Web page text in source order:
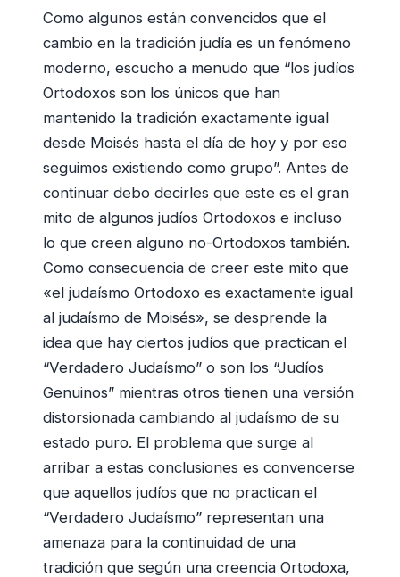
Como algunos están convencidos que el
cambio en la tradición judía es un fenómeno
moderno, escucho a menudo que “los judíos
Ortodoxos son los únicos que han
mantenido la tradición exactamente igual
desde Moisés hasta el día de hoy y por eso
seguimos existiendo como grupo”. Antes de
continuar debo decirles que este es el gran
mito de algunos judíos Ortodoxos e incluso
lo que creen alguno no-Ortodoxos también.
Como consecuencia de creer este mito que
«el judaísmo Ortodoxo es exactamente igual
al judaísmo de Moisés», se desprende la
idea que hay ciertos judíos que practican el
“Verdadero Judaísmo” o son los “Judíos
Genuinos” mientras otros tienen una versión
distorsionada cambiando al judaísmo de su
estado puro. El problema que surge al
arribar a estas conclusiones es convencerse
que aquellos judíos que no practican el
“Verdadero Judaísmo” representan una
amenaza para la continuidad de una
tradición que según una creencia Ortodoxa,